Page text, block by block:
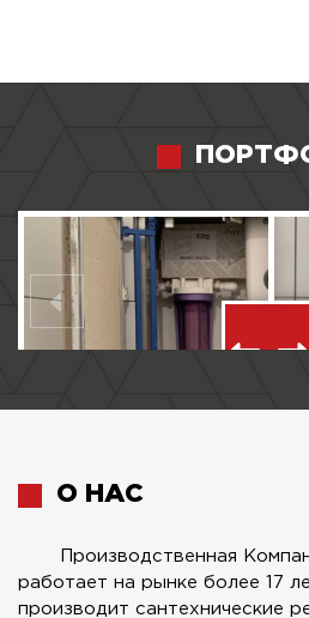
Серия AL-KR
О НАС
Производственная
работает на рынке более 17
производит сантехнические